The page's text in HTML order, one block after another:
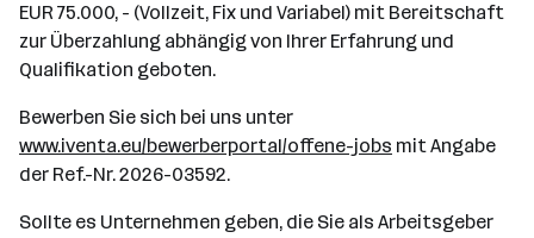
EUR 75.000, - (Vollzeit, Fix und Variabel) mit Bereitschaft
zur Überzahlung abhängig von Ihrer Erfahrung und
Qualifikation geboten.
Bewerben Sie sich bei uns unter
www.iventa.eu/bewerberportal/offene-jobs mit Angabe
der Ref.-Nr. 2026-03592.
Sollte es Unternehmen geben, die Sie als Arbeitsgeber